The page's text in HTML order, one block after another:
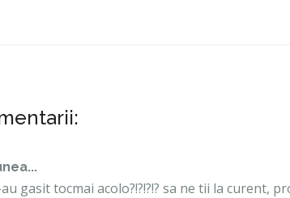
gasit tocmai acolo?!?!?!? sa ne tii la curent,